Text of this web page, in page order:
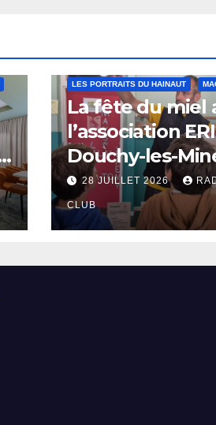
LES PORTRAITS DU HAINAUT
La fête du miel
l’association
Douchy-les-
28 JUILLET 2026
CLUB